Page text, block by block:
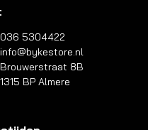
036 5304422
info@bykestore.nl
Brouwerstraat 8B
1315 BP Almere